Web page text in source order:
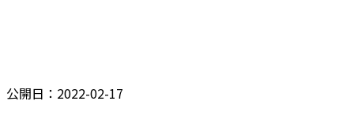
公開日： 2022-02-17